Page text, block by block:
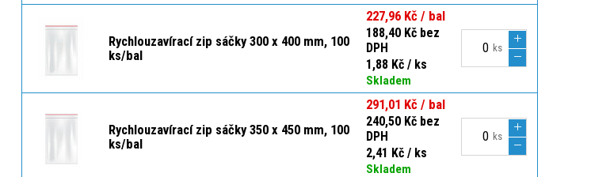
Rychlouzavírací zip sáčky 300 x 400 mm, 100
ks/bal
227,96 Kč / bal
188,40 Kč bez
DPH
1,88 Kč / ks
Skladem
ks
Rychlouzavírací zip sáčky 350 x 450 mm, 100
ks/bal
291,01 Kč / bal
240,50 Kč bez
DPH
2,41 Kč / ks
Skladem
ks